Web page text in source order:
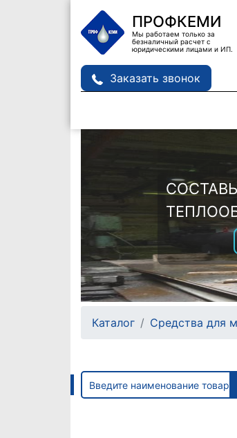
ПРОФКЕМИ
Мы работаем только за
безналичный расчет с
юридическими лицами и ИП.
Заказать звонок
Каталог Средства для